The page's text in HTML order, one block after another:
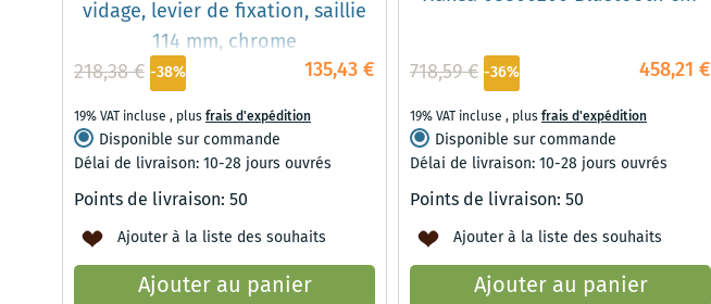
vidage, levier de fixation, saillie
114 mm, chrome
135,43 €
218,38 € -38%
19% VAT incluse , plusfrais d'expédition
Disponible sur commande
Délai de livraison: 10-28 jours ouvrés
Points de livraison: 50
Ajouter à la liste des souhaits
Ajouter au panier
458,21 €
718,59 € -36%
19% VAT incluse , plusfrais d'expédition
Disponible sur commande
Délai de livraison: 10-28 jours ouvrés
Points de livraison: 50
Ajouter à la liste des souhaits
Ajouter au panier